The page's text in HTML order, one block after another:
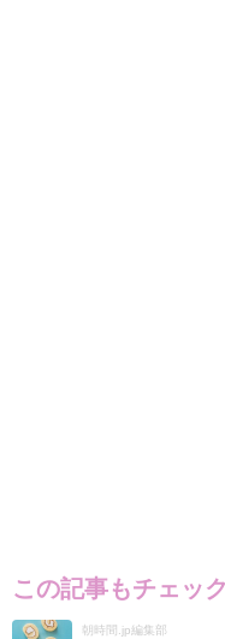
この記事もチェック
朝時間.jp編集部